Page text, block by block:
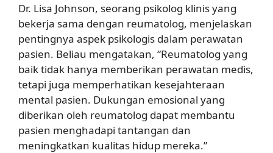
Dr. Lisa Johnson, seorang psikolog klinis yang
bekerja sama dengan reumatolog, menjelaskan
pentingnya aspek psikologis dalam perawatan
pasien. Beliau mengatakan, “Reumatolog yang
baik tidak hanya memberikan perawatan medis,
tetapi juga memperhatikan kesejahteraan
mental pasien. Dukungan emosional yang
diberikan oleh reumatolog dapat membantu
pasien menghadapi tantangan dan
meningkatkan kualitas hidup mereka.”